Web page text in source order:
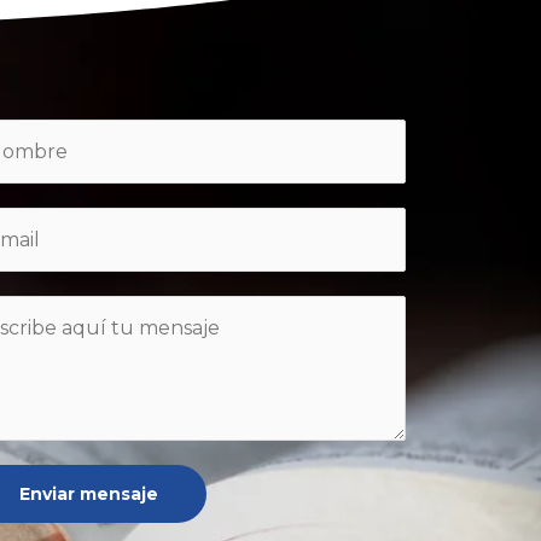
Enviar mensaje